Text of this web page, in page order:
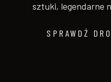
sztuki, legendarne
SPRAWDŹ